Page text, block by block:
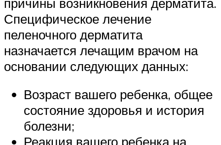
Специфическое лечение
пеленочного дерматита
назначается лечащим врачом на
основании следующих данных:
Возраст вашего ребенка, общее
состояние здоровья и история
болезни;
Реакция вашего ребенка на